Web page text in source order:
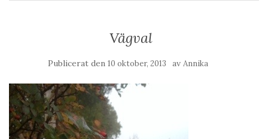
Vägval
Publicerat den 10 oktober, 2013 av Annika